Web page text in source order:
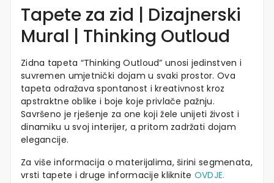
Tapete za zid | Dizajnerski
Mural | Thinking Outloud
Zidna tapeta “Thinking Outloud” unosi jedinstven i
suvremen umjetnički dojam u svaki prostor. Ova
tapeta odražava spontanost i kreativnost kroz
apstraktne oblike i boje koje privlače pažnju.
Savršeno je rješenje za one koji žele unijeti živost i
dinamiku u svoj interijer, a pritom zadržati dojam
elegancije.
Za više informacija o materijalima, širini segmenata,
vrsti tapete i druge informacije kliknite OVDJE.